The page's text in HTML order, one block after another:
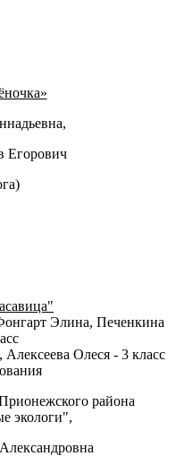
Егорович
Элина, Печенкина
Олеся - 3 класс
района
экологи",